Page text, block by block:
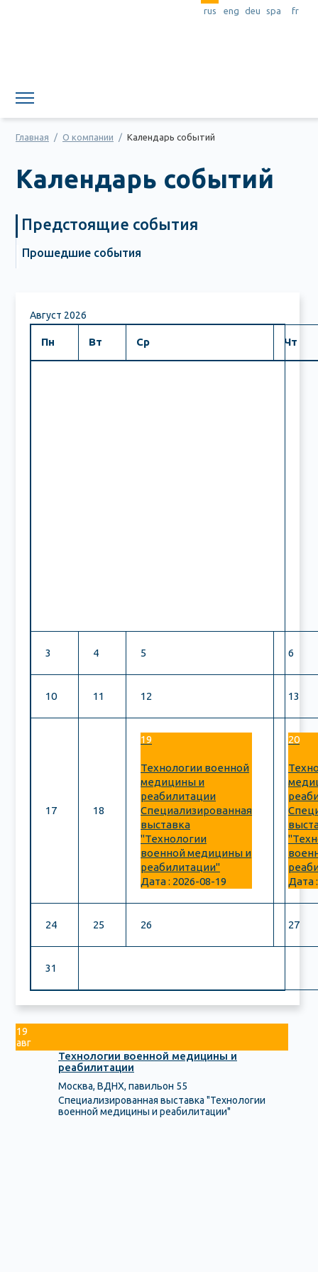
rus eng deu spa fr
Главная / О компании / Календарь событий
Календарь событий
Предстоящие события
Прошедшие события
19
авг
Технологии военной медицины и
реабилитации
Москва, ВДНХ, павильон 55
Специализированная выставка "Технологии
военной медицины и реабилитации"
Предыдущий
год
Предыдущий
месяц
Следующий
год
Следующий
месяц
Август 2026
Пн Вт Ср Чт
3 4 5 6
10 11 12 13
17 18
19
Технологии военной
медицины и
реабилитации
Специализированная
выставка
"Технологии
военной медицины и
реабилитации"
Дата : 2026-08-19
20
Дата
24 25 26 27
31